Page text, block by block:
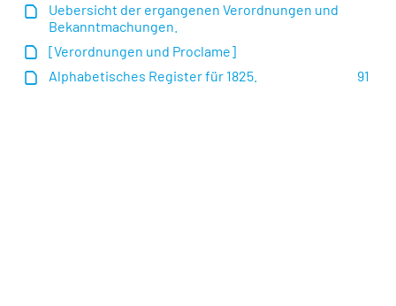
Uebersicht der ergangenen Verordnungen und
Bekanntmachungen.
[Verordnungen und Proclame]
91
Alphabetisches Register für 1825.